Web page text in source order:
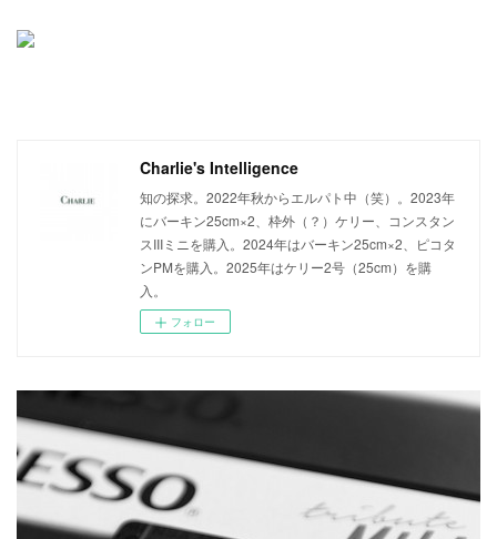
Charlie's Intelligence
知の探求。2022年秋からエルパト中（笑）。2023年
にバーキン25cm×2、枠外（？）ケリー、コンスタン
スIIIミニを購入。2024年はバーキン25cm×2、ピコタ
ンPMを購入。2025年はケリー2号（25cm）を購
入。
フォロー